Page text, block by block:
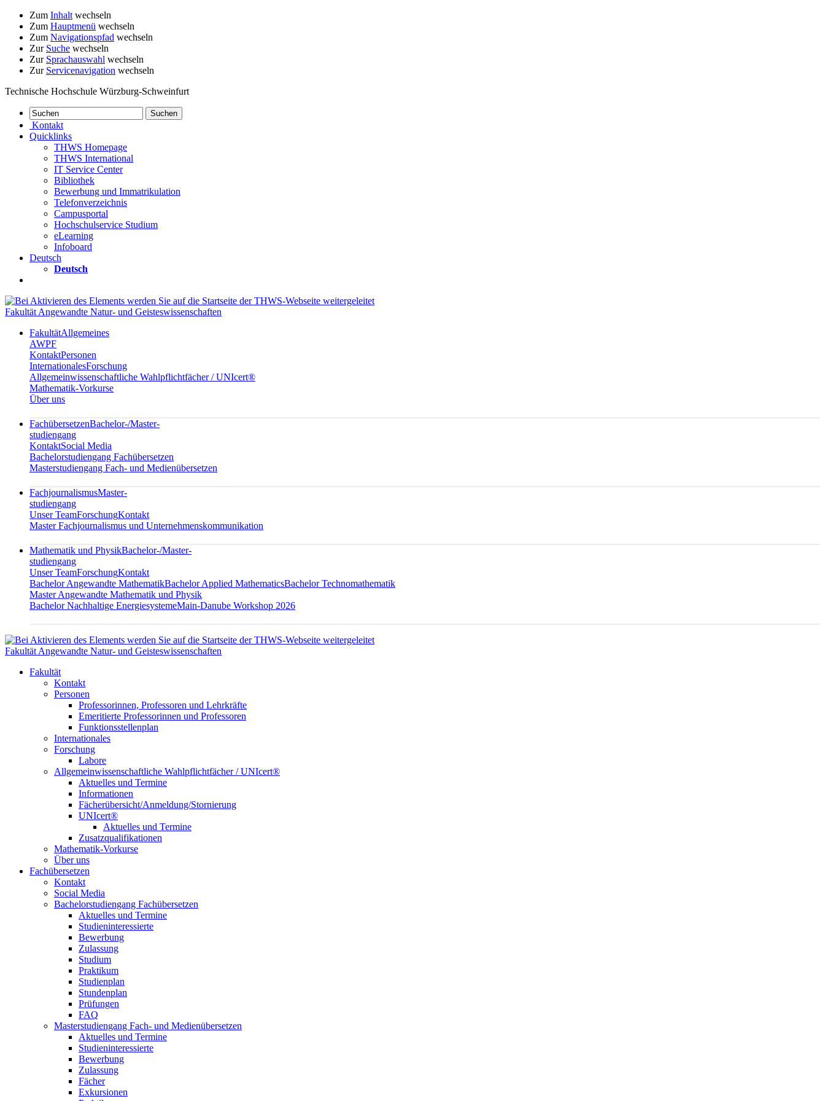
Zum Inhalt wechseln
Zum Hauptmenü wechseln
Zum Navigationspfad wechseln
Zur Suche wechseln
Zur Sprachauswahl wechseln
Zur Servicenavigation wechseln
Technische Hochschule Würzburg-Schweinfurt
Kontakt
Quicklinks
THWS Homepage
THWS International
IT Service Center
Bibliothek
Bewerbung und Immatrikulation
Telefonverzeichnis
Campusportal
Hochschulservice Studium
eLearning
Infoboard
Deutsch
Deutsch
Fakultät Angewandte Natur- und Geisteswissenschaften
FakultätAllgemeines
AWPF
KontaktPersonen
InternationalesForschung
Allgemeinwissenschaftliche Wahlpflichtfächer / UNIcert®
Mathematik-Vorkurse
Über uns
FachübersetzenBachelor-/Master-
studiengang
KontaktSocial Media
Bachelorstudiengang Fachübersetzen
Masterstudiengang Fach- und Medienübersetzen
FachjournalismusMaster-
studiengang
Unser TeamForschungKontakt
Master Fachjournalismus und Unternehmenskommunikation
Mathematik und PhysikBachelor-/Master-
studiengang
Unser TeamForschungKontakt
Bachelor Angewandte MathematikBachelor Applied MathematicsBachelor Technomathematik
Master Angewandte Mathematik und Physik
Bachelor Nachhaltige EnergiesystemeMain-Danube Workshop 2026
Fakultät Angewandte Natur- und Geisteswissenschaften
Fakultät
Kontakt
Personen
Professorinnen, Professoren und Lehrkräfte
Emeritierte Professorinnen und Professoren
Funktionsstellenplan
Internationales
Forschung
Labore
Allgemeinwissenschaftliche Wahlpflichtfächer / UNIcert®
Aktuelles und Termine
Informationen
Fächerübersicht/Anmeldung/Stornierung
UNIcert®
Aktuelles und Termine
Zusatzqualifikationen
Mathematik-Vorkurse
Über uns
Fachübersetzen
Kontakt
Social Media
Bachelorstudiengang Fachübersetzen
Aktuelles und Termine
Studieninteressierte
Bewerbung
Zulassung
Studium
Praktikum
Studienplan
Stundenplan
Prüfungen
FAQ
Masterstudiengang Fach- und Medienübersetzen
Aktuelles und Termine
Studieninteressierte
Bewerbung
Zulassung
Fächer
Exkursionen